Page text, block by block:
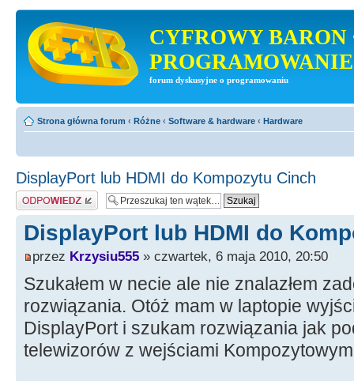
CYFROWY BARON
PROGRAMOWANIE
forum dyskusyjne o programowaniu
Strona główna forum ‹ Różne ‹ Software & hardware ‹ Hardware
DisplayPort lub HDMI do Kompozytu Cinch
Odpowiedz
DisplayPort lub HDMI do
przez Krzysiu555 » czwartek, 6 maja 2010, 20:50
Szukałem w necie ale nie znalazłem
rozwiązania. Otóż mam w laptopie
DisplayPort i szukam rozwiązania jak
telewizorów z wejściami